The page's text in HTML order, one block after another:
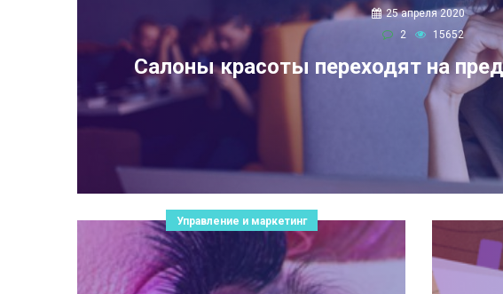
25 апреля 2020
2
15652
Салоны красоты переходят на
Управление и маркетинг